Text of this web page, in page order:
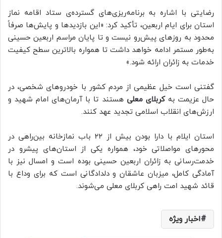
رضایتی با اشاره به برنامه‌ریزی‌های گسترده‌ی ستاد اقامه نماز
استان برای ایام اربعین، تأکید کرد: «این بازدیدها و پایش‌ها صرفاً
محدود به روزهای پیش‌رو نیست و تا پایان مراسم اربعین حسینی
به‌طور مستمر ادامه خواهد داشت تا همواره بالاترین سطح کیفیت
خدمات به زائران ارائه شود.»
گفتنی است خیل عظیمی از مردم کشور با خودروهای شخصی، در
حال عزیمت بهکربلای معلی هستند تا با آرمان‌های امام شهید و
ارزش‌های انقلاب اسلامی تجدید عهد کنند.
استان ایلام با دارا بودن بیش از ۲۲ باب نمازخانه بین‌راهی در
محورهای مواصلاتی خود، همواره یکی از استان‌های پیشرو در
خدمت‌رسانی به زائران اربعین حسینی بوده است و امسال نیز با
آمادگی کامل، میزبان عاشقان و دلدادگانی است که برای وداع با
قائد شهید امت راهی کربلای معلی می‌شوند.
اخبار ویژه